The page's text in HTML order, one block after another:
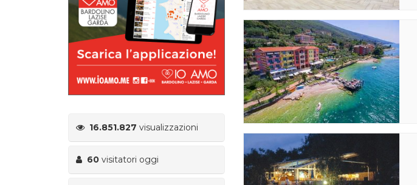
16.851.827 visualizzazioni
60 visitatori oggi